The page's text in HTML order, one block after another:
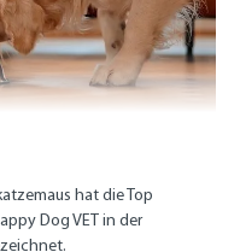
hat die Top
Dog VET in der